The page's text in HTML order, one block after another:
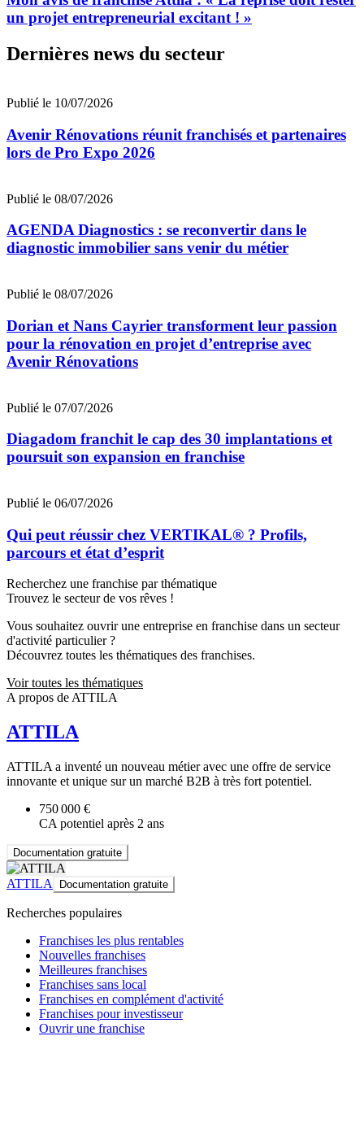
un projet entrepreneurial excitant ! »
Dernières news du secteur
Publié le 10/07/2026
Avenir Rénovations réunit franchisés et partenaires
lors de Pro Expo 2026
Publié le 08/07/2026
AGENDA Diagnostics : se reconvertir dans le
diagnostic immobilier sans venir du métier
Publié le 08/07/2026
Dorian et Nans Cayrier transforment leur passion
pour la rénovation en projet d’entreprise avec
Avenir Rénovations
Publié le 07/07/2026
Diagadom franchit le cap des 30 implantations et
poursuit son expansion en franchise
Publié le 06/07/2026
Qui peut réussir chez VERTIKAL® ? Profils,
parcours et état d’esprit
Recherchez une franchise par thématique
Trouvez le secteur de vos rêves !
Vous souhaitez ouvrir une entreprise en franchise dans un secteur
d'activité particulier ?
Découvrez toutes les thématiques des franchises.
Voir toutes les thématiques
A propos de ATTILA
ATTILA
ATTILA a inventé un nouveau métier avec une offre de service
innovante et unique sur un marché B2B à très fort potentiel.
750 000 €
CA potentiel après 2 ans
Documentation gratuite
ATTILA Documentation gratuite
Recherches populaires
Franchises les plus rentables
Nouvelles franchises
Meilleures franchises
Franchises sans local
Franchises en complément d'activité
Franchises pour investisseur
Ouvrir une franchise